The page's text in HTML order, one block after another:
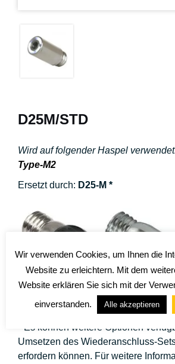
D25M/STD
Wird auf folgender Haspel
Type-M2
Ersetzt durch: D25-M *
* Es können weitere Optionen
Umsetzen des Wiederanschluss-
erfordern können. Für weitere
Wir verwenden Cookies, um Ihnen die
Website zu erleichtern. Mit dem
Website erklären Sie sich mit der
einverstanden.
Alle akzeptieren